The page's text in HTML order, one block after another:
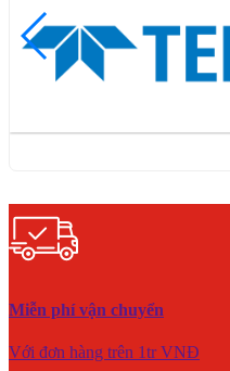
Miễn phí vận chuyển
Với đơn hàng trên 1tr VNĐ